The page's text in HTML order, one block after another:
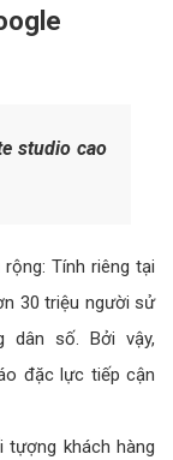
studio cao
Tính riêng tại
30 triệu người sử
dân số. Bởi vậy,
đặc lực tiếp cận
tựợng khách hàng